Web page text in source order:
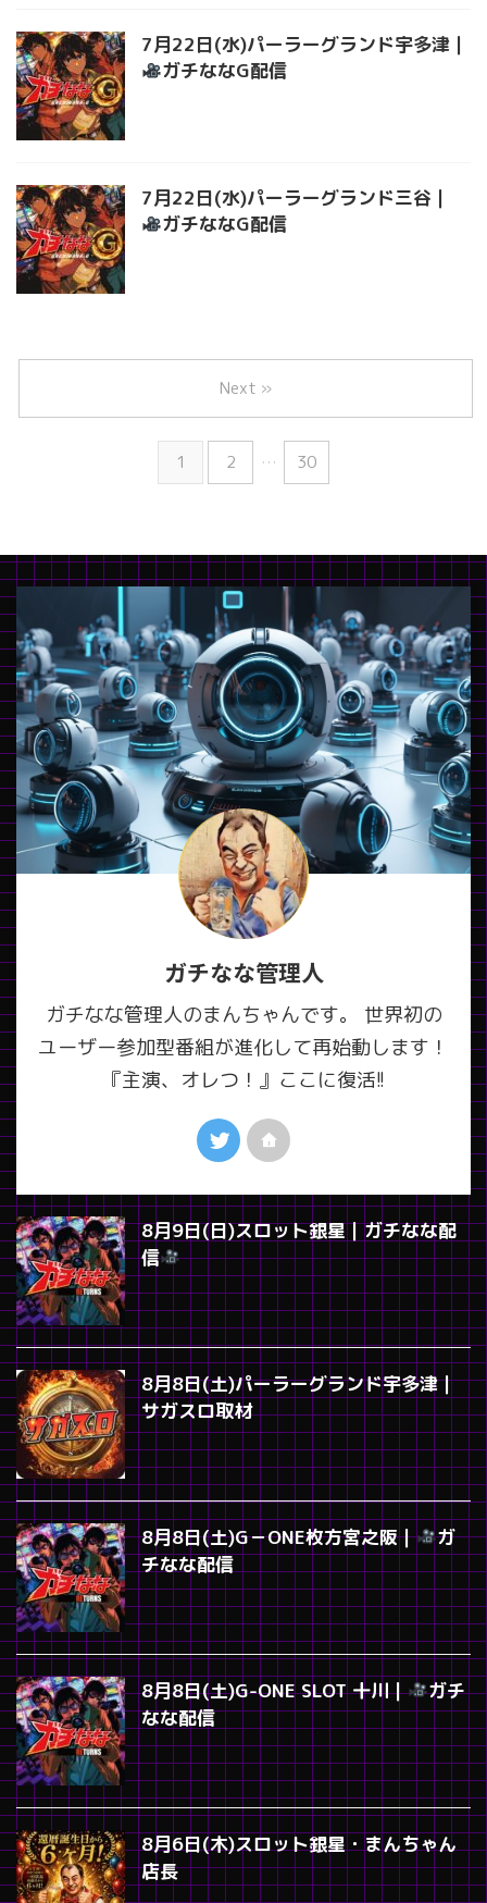
7月22日(水)パーラーグランド宇多津｜
ガチななG配信
7月22日(水)パーラーグランド三谷｜
ガチななG配信
1 2 … 30
Next »
ガチなな管理人
ガチなな管理人のまんちゃんです。 世界初の
ユーザー参加型番組が進化して再始動します！
『主演、オレつ！』ここに復活!!
8月9日(日)スロット銀星｜ガチなな配
信
8月8日(土)パーラーグランド宇多津｜
サガスロ取材
8月8日(土)G－ONE枚方宮之阪｜
ガ
チなな配信
8月8日(土)G-ONE SLOT 十川｜
ガチ
なな配信
8月6日(木)スロット銀星・まんちゃん
店長